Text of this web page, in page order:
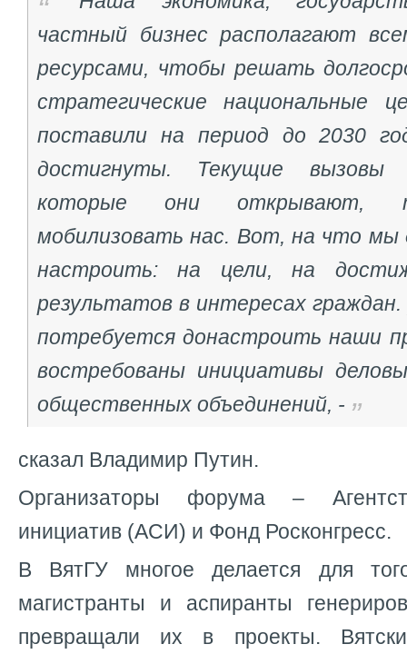
частный бизнес располагают
ресурсами, чтобы решать
стратегические национальные
поставили на период до 2030
достигнуты. Текущие вызовы
которые они открывают,
мобилизовать нас. Вот, на что мы
настроить: на цели, на
результатов в интересах
потребуется донастроить наши
востребованы инициативы
общественных объединений, -
сказал Владимир Путин.
Организаторы форума –
инициатив (АСИ) и Фонд Росконгресс.
В ВятГУ многое делается для
магистранты и аспиранты
превращали их в проекты.